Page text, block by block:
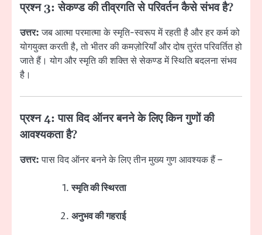
प्रश्न 3: सेकण्ड की तीव्रगति से परिवर्तन कैसे संभव है?
उत्तर:जब आत्मा परमात्मा के स्मृति-स्वरूप में रहती है और हर कर्म को
योगयुक्त करती है, तो भीतर की कमज़ोरियाँ और दोष तुरंत परिवर्तित हो
जाते हैं। योग और स्मृति की शक्ति से सेकण्ड में स्थिति बदलना संभव
है।
प्रश्न 4: पास विद ऑनर बनने के लिए किन गुणों की
आवश्यकता है?
उत्तर:पास विद ऑनर बनने के लिए तीन मुख्य गुण आवश्यक हैं –
स्मृति की स्थिरता
अनुभव की गहराई